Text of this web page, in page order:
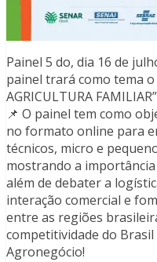
Painel 5 do, dia 16 de
painel trará como tema o
AGRICULTURA
📌 O painel tem como
no formato online para
técnicos, micro e
mostrando a
além de debater a
interação comercial e
entre as regiões
competitividade do
Agronegócio!